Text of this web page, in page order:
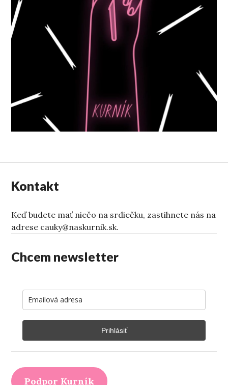
Kontakt
Keď budete mať niečo na srdiečku, zastihnete nás na
adrese cauky@naskurnik.sk.
Chcem newsletter
Prihlásiť
Podpor Kurník